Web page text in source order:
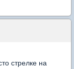
стрелке на